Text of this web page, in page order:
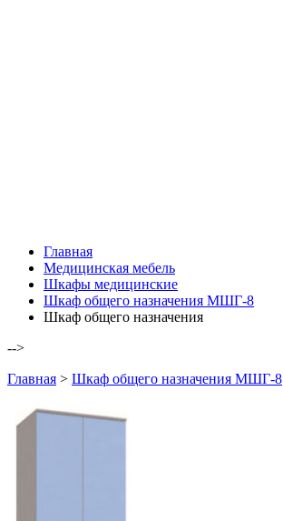
Главная
Медицинская мебель
Шкафы медицинские
Шкаф общего назначения МШГ-8
Шкаф общего назначения
-->
Главная > Шкаф общего назначения МШГ-8